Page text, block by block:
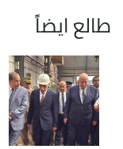
طالع ايضاً